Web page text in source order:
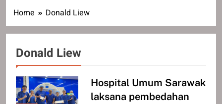
Home Donald Liew
Donald Liew
Hospital Umum Sarawak
laksana pembedahan